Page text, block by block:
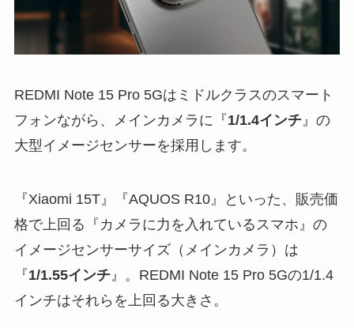
REDMI Note 15 Pro 5Gはミドルクラスのスマート
フォンながら、メインカメラに『1/1.4インチ』の
大型イメージセンサーを採用します。
『Xiaomi 15T』『AQUOS R10』といった、販売価
格で上回る『カメラに力を入れているスマホ』の
イメージセンサーサイズ（メインカメラ）は
『1/1.55インチ』。REDMI Note 15 Pro 5Gの1/1.4
インチはそれらを上回る大きさ。